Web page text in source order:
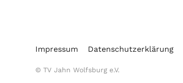
Impressum Datenschutzerklärung
© TV Jahn Wolfsburg e.V.